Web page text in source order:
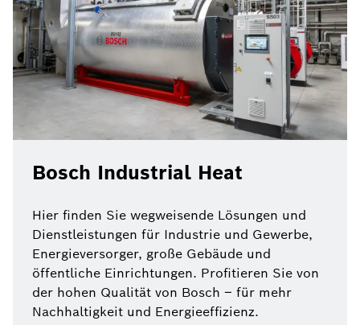
Bosch Industrial Heat
Hier finden Sie wegweisende Lösungen und
Dienstleistungen für Industrie und Gewerbe,
Energieversorger, große Gebäude und
öffentliche Einrichtungen. Profitieren Sie von
der hohen Qualität von Bosch – für mehr
Nachhaltigkeit und Energieeffizienz.